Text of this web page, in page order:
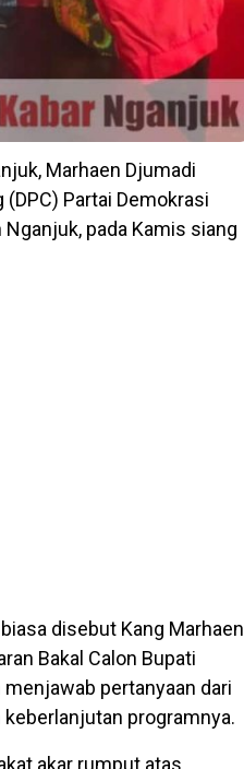
Marhaen Djumadi
Partai Demokrasi
pada Kamis siang
disebut Kang Marhaen
Bakal Calon Bupati
pertanyaan dari
programnya.
akar rumput atas